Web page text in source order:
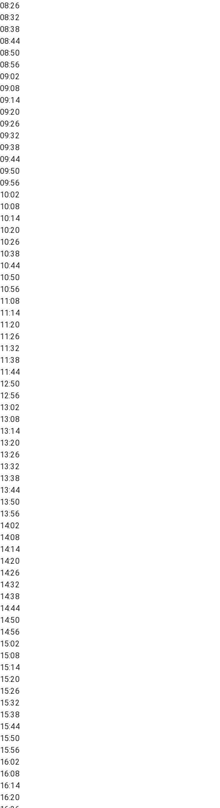
08:26
08:32
08:38
08:44
08:50
08:56
09:02
09:08
09:14
09:20
09:26
09:32
09:38
09:44
09:50
09:56
10:02
10:08
10:14
10:20
10:26
10:38
10:44
10:50
10:56
11:08
11:14
11:20
11:26
11:32
11:38
11:44
12:50
12:56
13:02
13:08
13:14
13:20
13:26
13:32
13:38
13:44
13:50
13:56
14:02
14:08
14:14
14:20
14:26
14:32
14:38
14:44
14:50
14:56
15:02
15:08
15:14
15:20
15:26
15:32
15:38
15:44
15:50
15:56
16:02
16:08
16:14
16:20